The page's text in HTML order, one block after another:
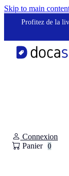
Skip to main
Profitez de la
Connexion
Panier
0
Panneau de gestion